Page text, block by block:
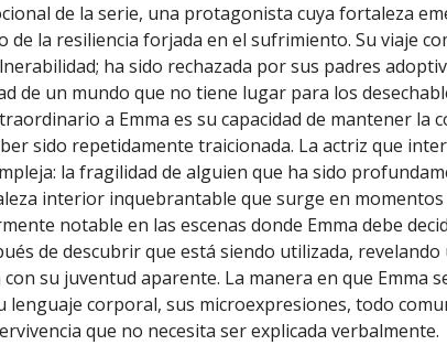
de la serie, una protagonista cuya fortaleza
de la resiliencia forjada en el sufrimiento. Su viaje
ha sido rechazada por sus padres
de un mundo que no tiene lugar para los
a Emma es su capacidad de mantener la
sido repetidamente traicionada. La actriz que
la fragilidad de alguien que ha sido
interior inquebrantable que surge en momentos
notable en las escenas donde Emma debe
de descubrir que está siendo utilizada, revelando
su juventud aparente. La manera en que Emma
lenguaje corporal, sus microexpresiones, todo
que no necesita ser explicada verbalmente.